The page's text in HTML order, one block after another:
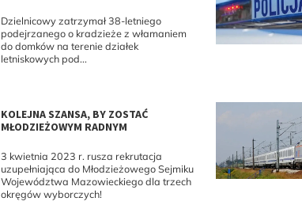
Dzielnicowy zatrzymał 38-letniego
podejrzanego o kradzieże z włamaniem
do domków na terenie działek
letniskowych pod...
KOLEJNA SZANSA, BY ZOSTAĆ
MŁODZIEŻOWYM RADNYM
3 kwietnia 2023 r. rusza rekrutacja
uzupełniająca do Młodzieżowego Sejmiku
Województwa Mazowieckiego dla trzech
okręgów wyborczych!